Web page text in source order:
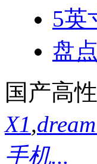
5英
盘
国产高
X1,
手机...